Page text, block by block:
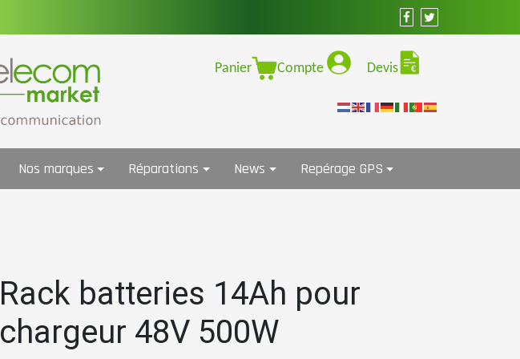
Panier Compte Devis
Nos marques Réparations News Repérage GPS
Rack batteries 14Ah pour
chargeur 48V 500W